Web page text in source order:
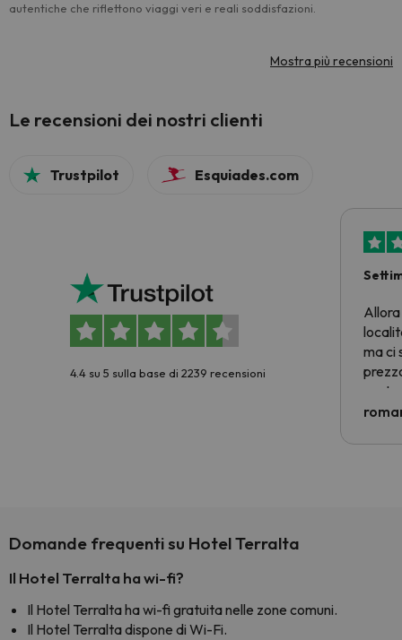
autentiche che riflettono viaggi veri e reali soddisfazioni.
Mostra più recensioni
Le recensioni dei nostri clienti
Trustpilot Esquiades.com
4.4 su 5 sulla base di 2239 recensioni
Allora
ma ci
Domande frequenti su Hotel Terralta
Il Hotel Terralta ha wi-fi?
Il Hotel Terralta ha wi-fi gratuita nelle zone comuni.
Il Hotel Terralta dispone di Wi-Fi.